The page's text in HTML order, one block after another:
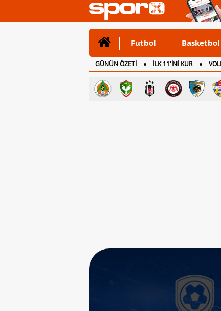
Futbol Basketbol
GÜNÜN ÖZETİ İLK 11'İNİ KUR
CANLI ANLATIM
İNGİLTERE